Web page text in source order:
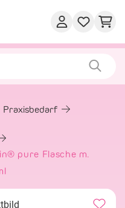
Praxisbedarf
pure Flasche m.